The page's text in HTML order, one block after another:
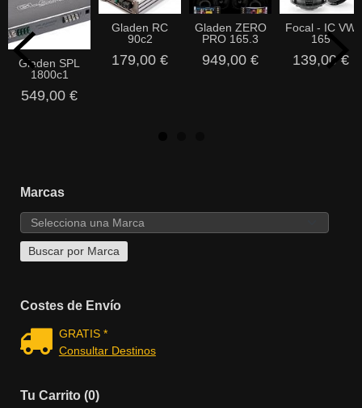
Marcas
Costes de Envío
GRATIS *
Consultar Destinos
Tu Carrito (0)
Gladen SPL
1800c1
549,00 €
Gladen RC
90c2
179,00 €
Gladen ZERO
PRO 165.3
949,00 €
Focal - IC VW
165
139,00 €